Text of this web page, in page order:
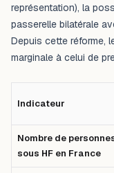
représentation), la
passerelle bilatérale
Depuis cette réforme,
marginale à celui de
Indicateur
Nombre de
sous HF en France